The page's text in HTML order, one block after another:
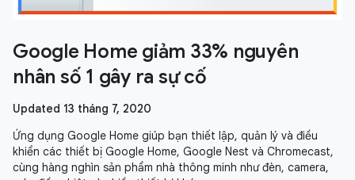
Google Home giảm 33% nguyên
nhân số 1 gây ra sự cố
Updated 13 tháng 7, 2020
Ứng dụng Google Home giúp bạn thiết lập, quản lý và điều
khiển các thiết bị Google Home, Google Nest và Chromecast,
cùng hàng nghìn sản phẩm nhà thông minh như đèn, camera,